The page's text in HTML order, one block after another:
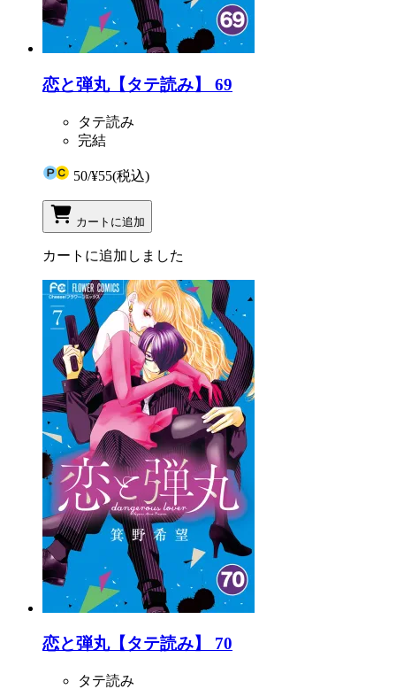
恋と弾丸【タテ読み】 69
タテ読み
完結
50/¥55(税込)
カートに追加
カートに追加しました
恋と弾丸【タテ読み】 70
タテ読み